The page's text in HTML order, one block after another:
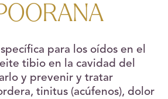
para los oídos en el
tibio en la cavidad del
y prevenir y tratar
tinitus (acúfenos), dolor